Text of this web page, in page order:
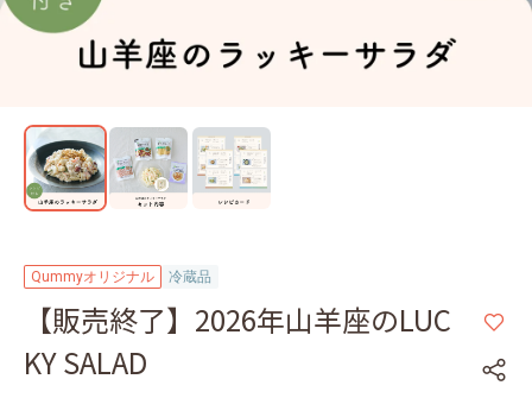
Qummyオリジナル 冷蔵品
【販売終了】2026年山羊座のLUC
KY SALAD